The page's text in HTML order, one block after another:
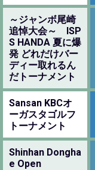
～ジャンボ尾崎
追悼大会～ ISP
S HANDA 夏に爆
発 どれだけバー
ディー取れるん
だトーナメント
Sansan KBCオ
ーガスタゴルフ
トーナメント
Shinhan Dongha
e Open